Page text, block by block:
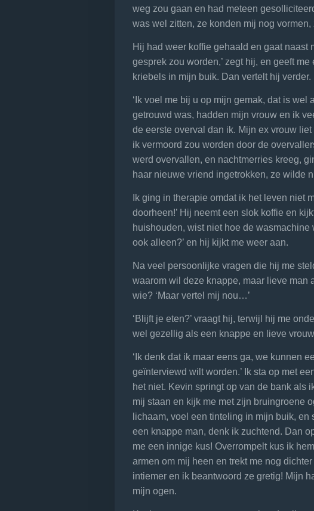
weg zou gaan en had meteen
was wel zitten, ze konden mij nog vormen,
Hij had weer koffie gehaald en gaat naast
gesprek zou worden,’ zegt hij, en geeft
kriebels in mijn buik. Dan vertelt hij verder.
‘Ik voel me bij u op mijn gemak, dat is wel
getrouwd was, hadden mijn vrouw en ik
de eerste overval dan ik. Mijn ex vrouw
ik vermoord zou worden door de
werd overvallen, en nachtmerries kreeg,
haar nieuwe vriend ingetrokken, ze wilde
Ik ging in therapie omdat ik het leven niet
doorheen!’ Hij neemt een slok koffie en
huishouden, wist niet hoe de
ook alleen?’ en hij kijkt me weer aan.
Na veel persoonlijke vragen die hij me
waarom wil deze knappe, maar lieve man
wie? ‘Maar vertel mij nou…’
‘Blijft je eten?’ vraagt hij, terwijl hij me
wel gezellig als een knappe en lieve
‘Ik denk dat ik maar eens ga, we kunnen
geïnterviewd wilt worden.’ Ik sta op met
het niet. Kevin springt op van de bank als
mij staan en kijk me met zijn bruingroene
lichaam, voel een tinteling in mijn buik,
een knappe man, denk ik zuchtend. Dan
me een innige kus! Overrompelt kus ik
armen om mij heen en trekt me nog
intiemer en ik beantwoord ze gretig! Mijn
mijn ogen.